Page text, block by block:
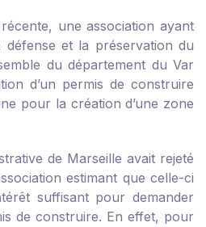
une association ayant
défense et la préservation du
du département du Var
d’un permis de construire
pour la création d’une zone
de Marseille avait rejeté
estimant que celle-ci
suffisant pour demander
de construire. En effet, pour